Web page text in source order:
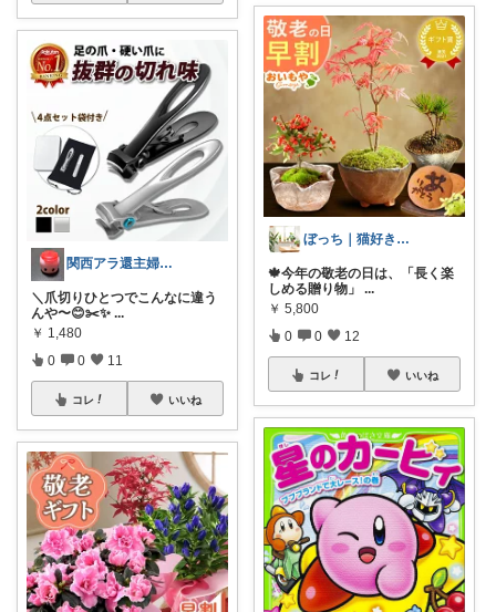
関西アラ還主婦 小町
＼爪切りひとつでこんなに違う
んや〜😊✂️✨ ...
￥ 1,480
0 0 11
コレ いいね
ぼっち｜猫好き57歳主婦の健康ライフ
🍁今年の敬老の日は、「長く楽
しめる贈り物」
...
￥ 5,800
0 0 12
コレ いいね